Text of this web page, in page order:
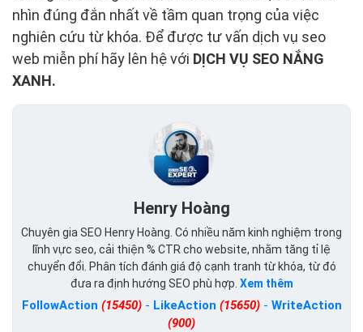
nhìn đúng đắn nhất về tầm quan trọng của việc
nghiên cứu từ khóa. Để được tư vấn dịch vụ seo
web miễn phí hãy lên hệ với DỊCH VỤ SEO NẮNG
XANH.
Henry Hoàng
Chuyên gia SEO Henry Hoàng. Có nhiều năm kinh nghiệm trong
lĩnh vực seo, cải thiện % CTR cho website, nhằm tăng tỉ lệ
chuyển đổi. Phân tích đánh giá độ cạnh tranh từ khóa, từ đó
đưa ra định hướng SEO phù hợp. Xem thêm
FollowAction (15450)- LikeAction (15650)- WriteAction
(900)